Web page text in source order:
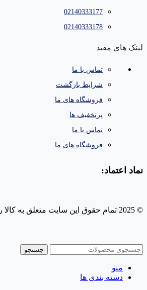
02140333177
02140333178
لینک های مفید
تماس با ما
شرایط بازگشت
فروشگاه های ما
پرتخفیف ها
تماس با ما
فروشگاه های ما
نماد اعتماد:
© 2025 تمام حقوق این سایت متعلق به کالا ری است.
جستجو
منو
دسته بندی ها